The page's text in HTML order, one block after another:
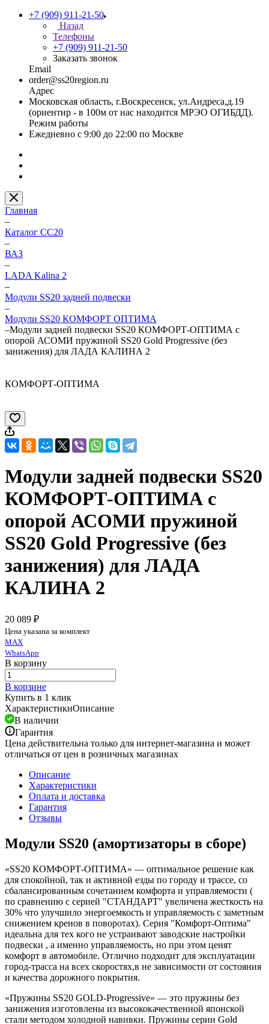
+7 (909) 911-21-50
Назад
Телефоны
+7 (909) 911-21-50
Заказать звонок
Email
order@ss20region.ru
Адрес
Московская область, г.Воскресенск, ул.Андреса,д.19
(ориентир - в 100м от нас находится МРЭО ОГИБДД).
Режим работы
Ежедневно с 9:00 до 22:00 по Москве
Главная
–
Каталог CC20
–
ВАЗ
–
LADA Kalina 2
–
Модули SS20 задней подвески
–
Модули SS20 КОМФОРТ ОПТИМА
–Модули задней подвески SS20 КОМФОРТ-ОПТИМА с
опорой АСОМИ пружиной SS20 Gold Progressive (без
занижения) для ЛАДА КАЛИНА 2
КОМФОРТ-ОПТИМА
Модули задней подвески SS20
КОМФОРТ-ОПТИМА с
опорой АСОМИ пружиной
SS20 Gold Progressive (без
занижения) для ЛАДА
КАЛИНА 2
20 089 ₽
Цена указана за комплект
MAX
WhatsApp
В корзину
В корзине
Купить в 1 клик
ХарактеристикиОписание
В наличии
Гарантия
Цена действительна только для интернет-магазина и может
отличаться от цен в розничных магазинах
Описание
Характеристики
Оплата и доставка
Гарантия
Отзывы
Модули SS20 (амортизаторы в сборе)
«SS20 КОМФОРТ-ОПТИМА» — оптимальное решение как
для спокойной, так и активной езды по городу и трассе, со
сбалансированным сочетанием комфорта и управляемости (
по сравнению с серией "СТАНДАРТ" увеличена жесткость на
30% что улучшило энергоемкость и управляемость с заметным
снижением кренов в поворотах). Серия "Комфорт-Оптима"
идеальна для тех кого не устраивают заводские настройки
подвески , а именно управляемость, но при этом ценят
комфорт в автомобиле. Отлично подходит для эксплуатации
город-трасса на всех скоростях,в не зависимости от состояния
и качества дорожного покрытия.
«Пружины SS20 GOLD-Progressive» — это пружины без
занижения изготовлены из высококачественной японской
стали методом холодной навивки. Пружины серии Gold